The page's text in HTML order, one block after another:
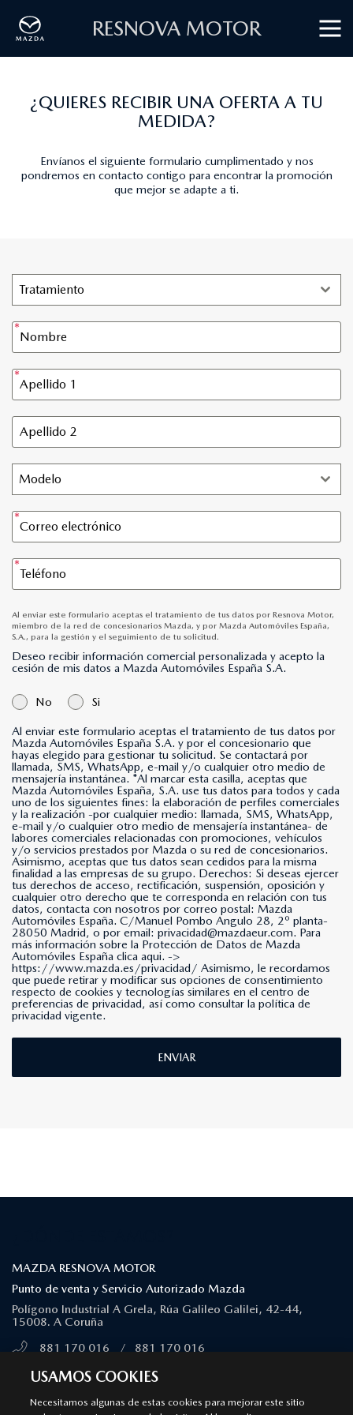
RESNOVA MOTOR
¿QUIERES RECIBIR UNA OFERTA A TU
MEDIDA?
Envíanos el siguiente formulario cumplimentado y nos
pondremos en contacto contigo para encontrar la promoción
que mejor se adapte a ti.
Tratamiento
Modelo
Al enviar este formulario aceptas el tratamiento de tus datos por Resnova Motor,
miembro de la red de concesionarios Mazda, y por Mazda Automóviles España,
S.A., para la gestión y el seguimiento de tu solicitud.
Deseo recibir información comercial personalizada y acepto la
cesión de mis datos a Mazda Automóviles España S.A.
No Si
Al enviar este formulario aceptas el tratamiento de tus datos por
Mazda Automóviles España S.A. y por el concesionario que
hayas elegido para gestionar tu solicitud. Se contactará por
llamada, SMS, WhatsApp, e-mail y/o cualquier otro medio de
mensajería instantánea. *Al marcar esta casilla, aceptas que
Mazda Automóviles España, S.A. use tus datos para todos y cada
uno de los siguientes fines: la elaboración de perfiles comerciales
y la realización -por cualquier medio: llamada, SMS, WhatsApp,
e-mail y/o cualquier otro medio de mensajería instantánea- de
labores comerciales relacionadas con promociones, vehículos
y/o servicios prestados por Mazda o su red de concesionarios.
Asimismo, aceptas que tus datos sean cedidos para la misma
finalidad a las empresas de su grupo. Derechos: Si deseas ejercer
tus derechos de acceso, rectificación, suspensión, oposición y
cualquier otro derecho que te corresponda en relación con tus
datos, contacta con nosotros por correo postal: Mazda
Automóviles España. C/Manuel Pombo Angulo 28, 2º planta-
28050 Madrid, o por email: privacidad@mazdaeur.com. Para
más información sobre la Protección de Datos de Mazda
Automóviles España clica aqui. ->
https://www.mazda.es/privacidad/
que puede retirar y modificar sus opciones de consentimiento
respecto de cookies y tecnologías similares en el centro de
preferencias de privacidad, así como consultar la política de
privacidad vigente.
ENVIAR
MAZDA RESNOVA MOTOR
Punto de venta y Servicio Autorizado Mazda
Polígono Industrial A Grela, Rúa Galileo Galilei, 42-44,
15008. A Coruña
881 170 016
/
881 170 016
MÁS INFORMACIÓN
USAMOS COOKIES
Necesitamos algunas de estas cookies para mejorar este sitio